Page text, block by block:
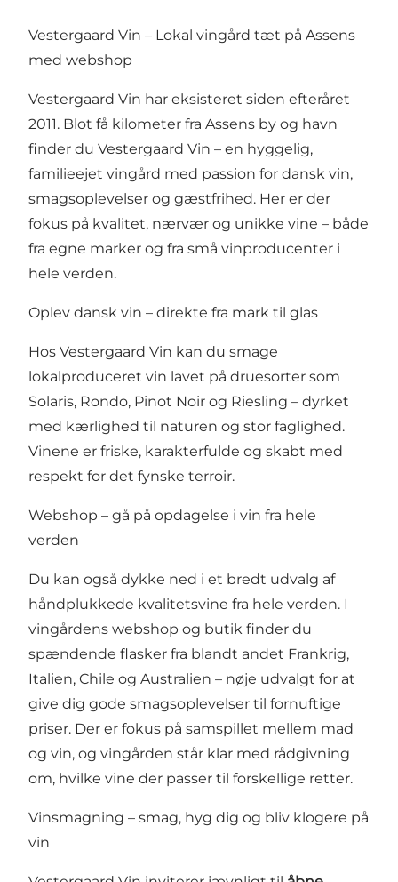
Vestergaard Vin – Lokal vingård tæt på Assens
med webshop
Vestergaard Vin har eksisteret siden efteråret
2011. Blot få kilometer fra Assens by og havn
finder du Vestergaard Vin – en hyggelig,
familieejet vingård med passion for dansk vin,
smagsoplevelser og gæstfrihed. Her er der
fokus på kvalitet, nærvær og unikke vine – både
fra egne marker og fra små vinproducenter i
hele verden.
Oplev dansk vin – direkte fra mark til glas
Hos Vestergaard Vin kan du smage
lokalproduceret vin lavet på druesorter som
Solaris, Rondo, Pinot Noir og Riesling – dyrket
med kærlighed til naturen og stor faglighed.
Vinene er friske, karakterfulde og skabt med
respekt for det fynske terroir.
Webshop – gå på opdagelse i vin fra hele
verden
Du kan også dykke ned i et bredt udvalg af
håndplukkede kvalitetsvine fra hele verden. I
vingårdens webshop og butik finder du
spændende flasker fra blandt andet Frankrig,
Italien, Chile og Australien – nøje udvalgt for at
give dig gode smagsoplevelser til fornuftige
priser. Der er fokus på samspillet mellem mad
og vin, og vingården står klar med rådgivning
om, hvilke vine der passer til forskellige retter.
Vinsmagning – smag, hyg dig og bliv klogere på
vin